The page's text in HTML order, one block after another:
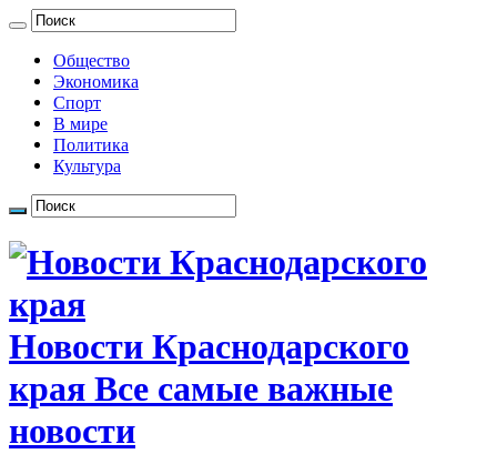
Общество
Экономика
Спорт
В мире
Политика
Культура
Новости Краснодарского
края Все самые важные
новости